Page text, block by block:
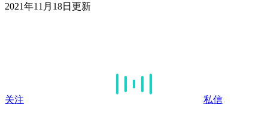
2021年11月18日更新
关注 私信